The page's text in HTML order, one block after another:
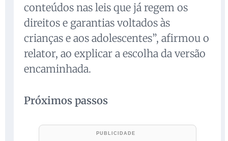
conteúdos nas leis que já regem os
direitos e garantias voltados às
crianças e aos adolescentes”, afirmou o
relator, ao explicar a escolha da versão
encaminhada.
Próximos passos